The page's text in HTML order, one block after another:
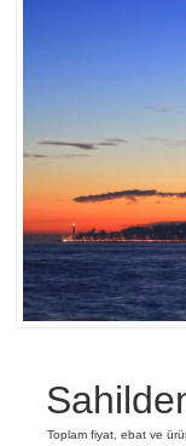
Toplam fiyat, ebat ve